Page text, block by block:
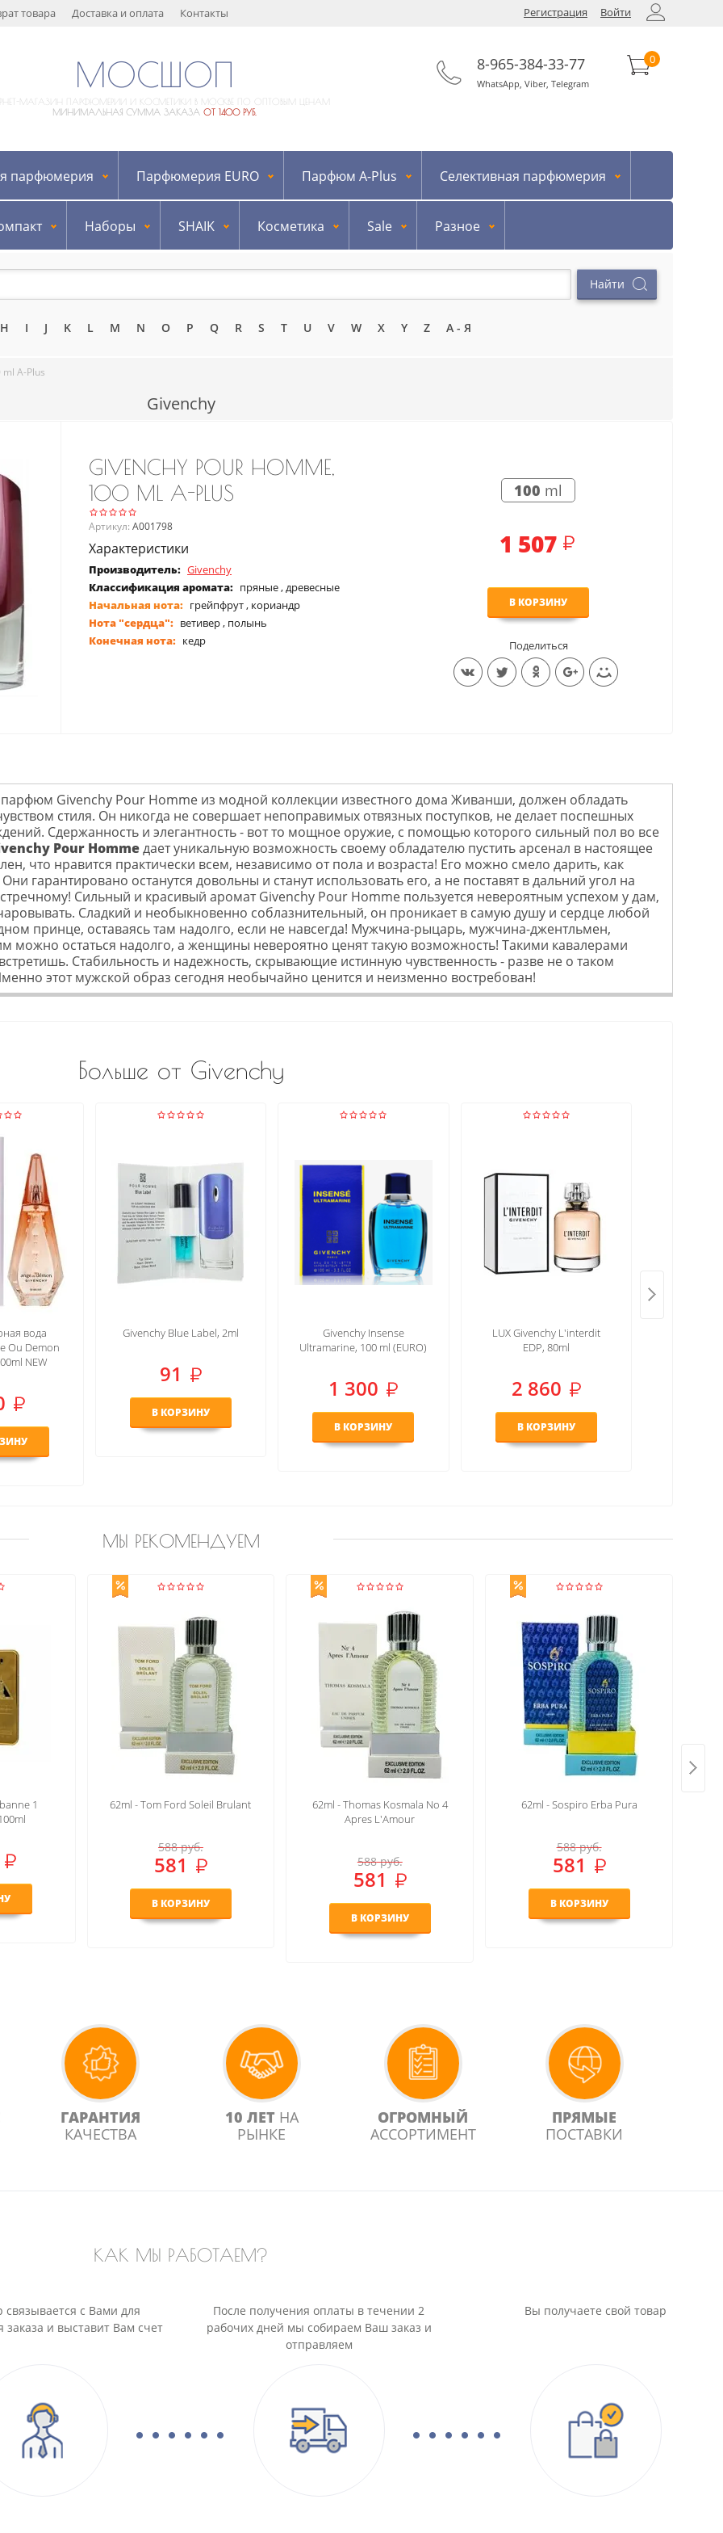
Регистрация Войти
товара Доставка и оплата Контакты
МОСШОП
МАГАЗИН ПАРФЮМЕРИИ И КОСМЕТИКИ В МОСКВЕ ПО ОПТОВЫМ ЦЕНАМ
МИНИМАЛЬНАЯ СУММА ЗАКАЗА ОТ 1400 РУБ.
8-965-384-33-77
WhatsApp, Viber, Telegram
0
парфюмерия Парфюмерия EURO Парфюм A-Plus Селективная парфюмерия
Наборы SHAIK Косметика Sale Разное
H I J K L M N O P Q R S T U V W X Y Z А - Я
ml A-Plus
Givenchy
GIVENCHY POUR HOMME,
100 ML A-PLUS
Артикул: A001798
Характеристики
Производитель
Givenchy
Классификация аромата
пряные , древесные
Начальная нота
грейпфрут , кориандр
Нота "сердца"
ветивер , полынь
Конечная нота
кедр
100 ml
1 507
В КОРЗИНУ
Поделиться
Givenchy Pour Homme из модной коллекции известного дома Живанши, должен обладать
стиля. Он никогда не совершает непоправимых отвязных поступков, не делает поспешных
Сдержанность и элегантность - вот то мощное оружие, с помощью которого сильный пол во все
Pour Hommeдает уникальную возможность своему обладателю пустить арсенал в настоящее
что нравится практически всем, независимо от пола и возраста! Его можно смело дарить, как
гарантировано останутся довольны и станут использовать его, а не поставят в дальний угол на
Сильный и красивый аромат Givenchy Pour Homme пользуется невероятным успехом у дам,
Сладкий и необыкновенно соблазнительный, он проникает в самую душу и сердце любой
принце, оставаясь там надолго, если не навсегда! Мужчина-рыцарь, мужчина-джентльмен,
можно остаться надолго, а женщины невероятно ценят такую возможность! Такими кавалерами
Стабильность и надежность, скрывающие истинную чувственность - разве не о таком
этот мужской образ сегодня необычайно ценится и неизменно востребован!
Больше от Givenchy
Label, 2ml
Givenchy Insense
1 300
В КОРЗИНУ
LUX Givenchy L'interdit
EDP, 80ml
2 860
В КОРЗИНУ
LUX Givenchy Irresistible
(2020) EDP, 80ml
2 860
В КОРЗИНУ
МЫ РЕКОМЕНДУЕМ
Brulant
62ml - Thomas Kosmala No 4
588 руб.
581
В КОРЗИНУ
62ml - Sospiro Erba Pura
581
В КОРЗИНУ
62ml - Carolina Herrera Good
588 руб.
581
В КОРЗИНУ
ГАРАНТИЯ
КАЧЕСТВА
10 ЛЕТ НА
РЫНКЕ
ОГРОМНЫЙ
АССОРТИМЕНТ
ПРЯМЫЕ
ПОСТАВКИ
КАК МЫ РАБОТАЕМ?
с Вами для
заказа и выставит Вам счет
После получения оплаты в течении 2
рабочих дней мы собираем Ваш заказ и
отправляем
Вы получаете свой товар